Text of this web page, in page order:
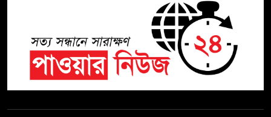
ঝুলন্ত মরদেহ উদ্ধার
শতাব্দী রায়ের বাড়িতে বিদ্রোহীদের
বৈঠক, পশ্চিমবঙ্গে তৃনমূলে ভাঙনের
ইঙ্গিত !
বিএনপি নেতার ওপর হামলার